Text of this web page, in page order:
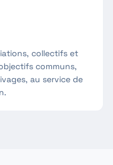
collectifs et
communs,
au service de